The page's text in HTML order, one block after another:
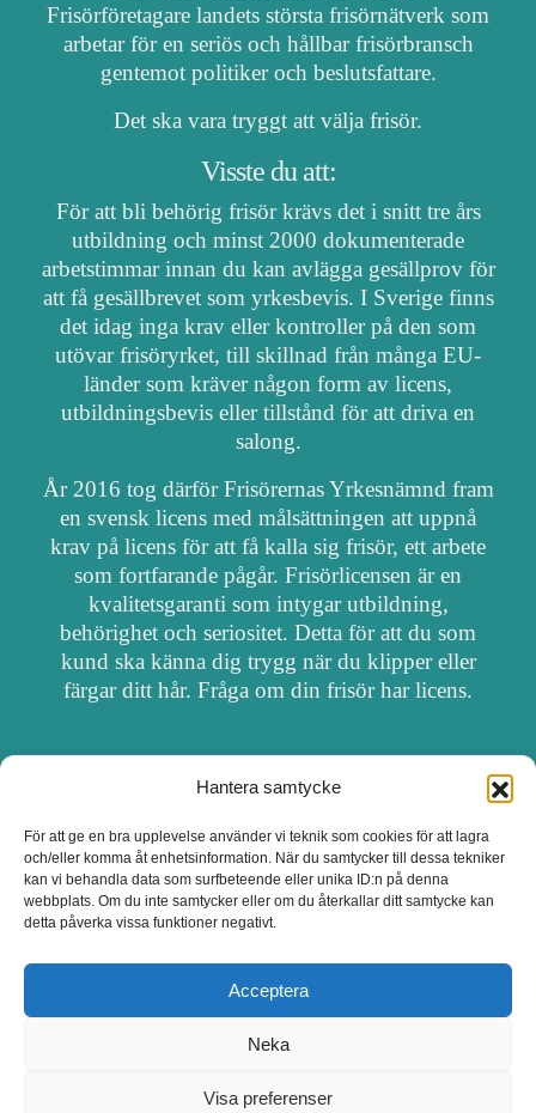
Hantera samtycke
För att ge en bra upplevelse använder vi teknik som cookies för att lagra
och/eller komma åt enhetsinformation. När du samtycker till dessa tekniker
kan vi behandla data som surfbeteende eller unika ID:n på denna
webbplats. Om du inte samtycker eller om du återkallar ditt samtycke kan
detta påverka vissa funktioner negativt.
Acceptera
Neka
Visa preferenser
Frisörföretagare landets största frisörnätverk som
arbetar för en seriös och hållbar frisörbransch
gentemot politiker och beslutsfattare.
Det ska vara tryggt att välja frisör.
Visste du att:
För att bli behörig frisör krävs det i snitt tre års
utbildning och minst 2000 dokumenterade
arbetstimmar innan du kan avlägga gesällprov för
att få gesällbrevet som yrkesbevis. I Sverige finns
det idag inga krav eller kontroller på den som
utövar frisöryrket, till skillnad från många EU-
länder som kräver någon form av licens,
utbildningsbevis eller tillstånd för att driva en
salong.
År 2016 tog därför Frisörernas Yrkesnämnd fram
en svensk licens med målsättningen att uppnå
krav på licens för att få kalla sig frisör, ett arbete
som fortfarande pågår. Frisörlicensen är en
kvalitetsgaranti som intygar utbildning,
behörighet och seriositet. Detta för att du som
kund ska känna dig trygg när du klipper eller
färgar ditt hår. Fråga om din frisör har licens.
OM FRISÖRSÖK
UPPDATERA SALONG